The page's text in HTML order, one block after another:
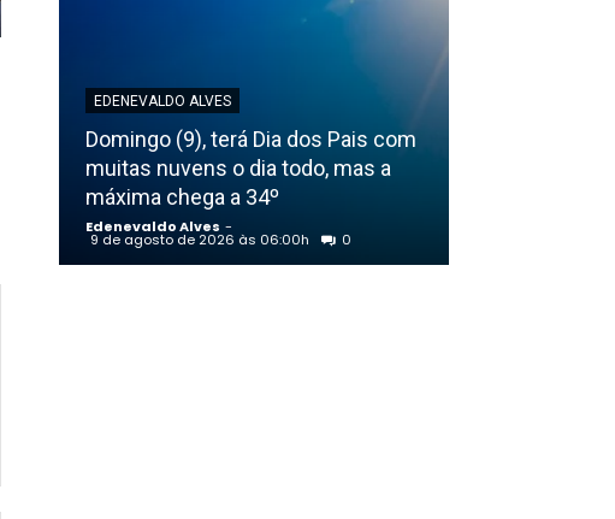
EDENEVALDO ALVES
Domingo (9), terá Dia dos Pais com
muitas nuvens o dia todo, mas a
máxima chega a 34º
Edenevaldo Alves -
9 de agosto de 2026 às 06:00h 0